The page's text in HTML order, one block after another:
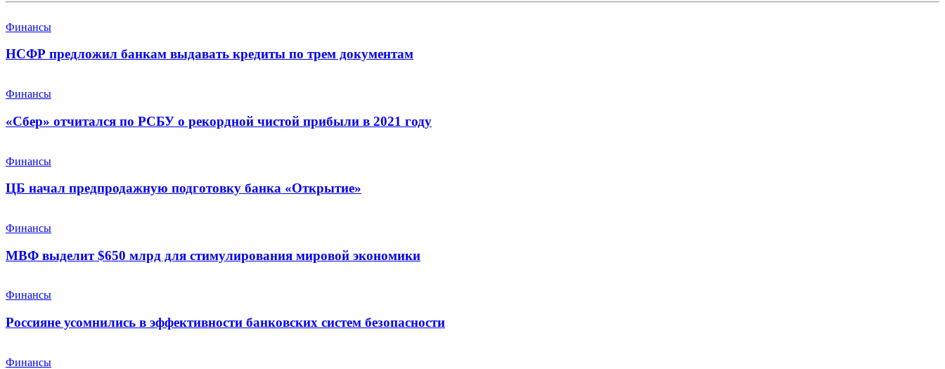
Финансы
НСФР предложил банкам выдавать кредиты по трем документам
Финансы
«Сбер» отчитался по РСБУ о рекордной чистой прибыли в 2021 году
Финансы
ЦБ начал предпродажную подготовку банка «Открытие»
Финансы
МВФ выделит $650 млрд для стимулирования мировой экономики
Финансы
Россияне усомнились в эффективности банковских систем безопасности
Финансы